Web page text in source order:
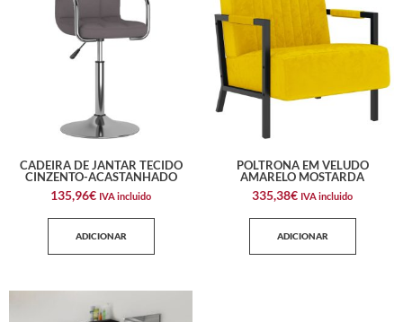
CADEIRA DE JANTAR TECIDO
CINZENTO-ACASTANHADO
135,96€ IVA incluido
ADICIONAR
POLTRONA EM VELUDO
AMARELO MOSTARDA
335,38€ IVA incluido
ADICIONAR